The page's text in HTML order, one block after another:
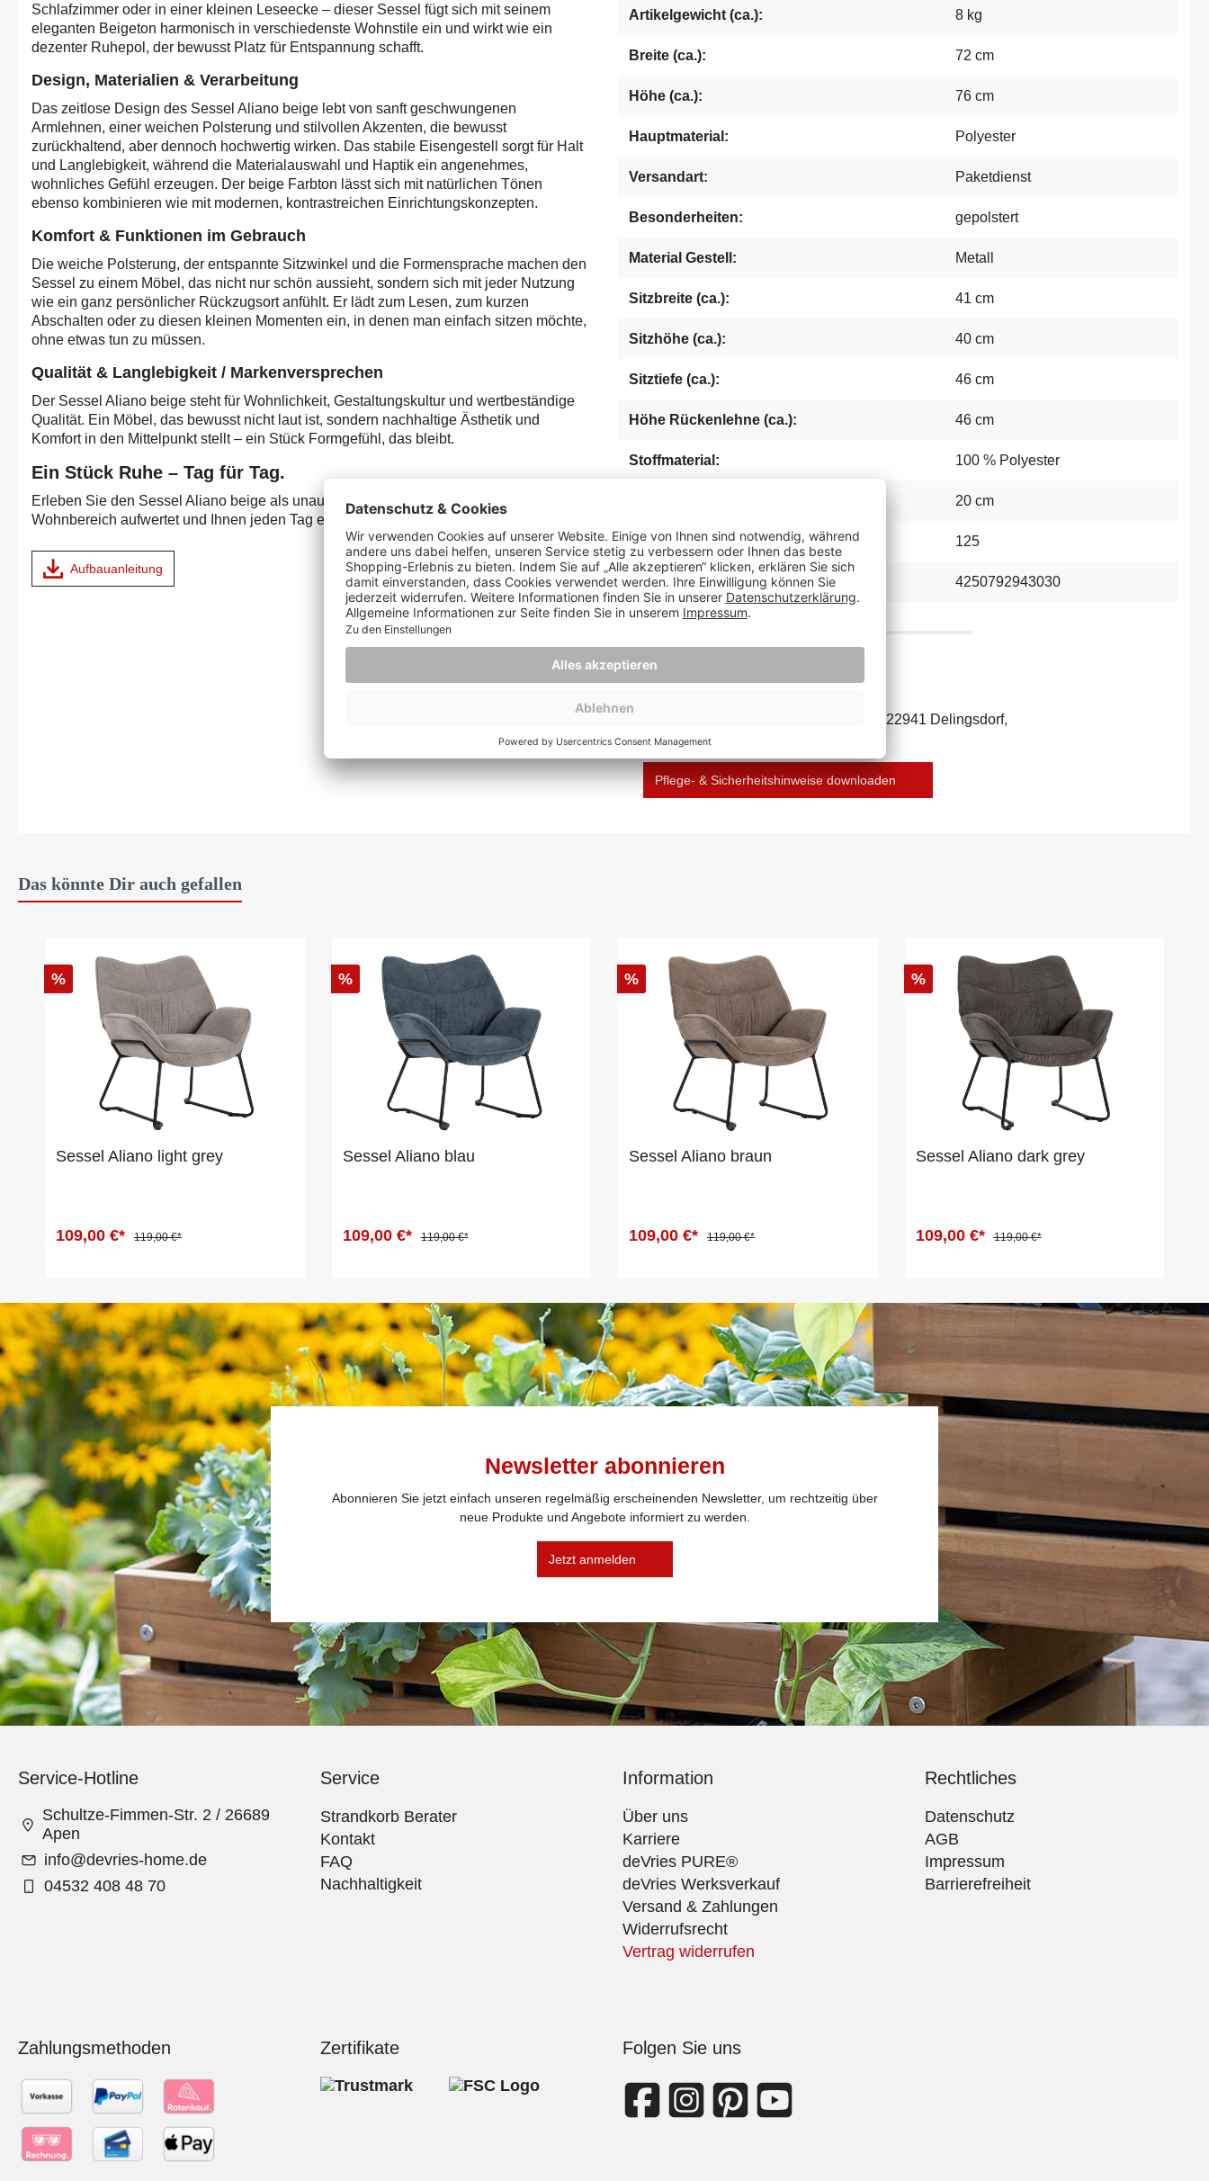
Schlafzimmer oder in einer kleinen Leseecke – dieser Sessel fügt sich mit seinem
eleganten Beigeton harmonisch in verschiedenste Wohnstile ein und wirkt wie ein
dezenter Ruhepol, der bewusst Platz für Entspannung schafft.
Design, Materialien & Verarbeitung
Das zeitlose Design des Sessel Aliano beige lebt von sanft geschwungenen
Armlehnen, einer weichen Polsterung und stilvollen Akzenten, die bewusst
zurückhaltend, aber dennoch hochwertig wirken. Das stabile Eisengestell sorgt für Halt
und Langlebigkeit, während die Materialauswahl und Haptik ein angenehmes,
wohnliches Gefühl erzeugen. Der beige Farbton lässt sich mit natürlichen Tönen
ebenso kombinieren wie mit modernen, kontrastreichen Einrichtungskonzepten.
Komfort & Funktionen im Gebrauch
Die weiche Polsterung, der entspannte Sitzwinkel und die Formensprache machen den
Sessel zu einem Möbel, das nicht nur schön aussieht, sondern sich mit jeder Nutzung
wie ein ganz persönlicher Rückzugsort anfühlt. Er lädt zum Lesen, zum kurzen
Abschalten oder zu diesen kleinen Momenten ein, in denen man einfach sitzen möchte,
ohne etwas tun zu müssen.
Qualität & Langlebigkeit / Markenversprechen
Der Sessel Aliano beige steht für Wohnlichkeit, Gestaltungskultur und wertbeständige
Qualität. Ein Möbel, das bewusst nicht laut ist, sondern nachhaltige Ästhetik und
Komfort in den Mittelpunkt stellt – ein Stück Formgefühl, das bleibt.
Ein Stück Ruhe – Tag für Tag.
Erleben Sie den Sessel Aliano beige als unaufdringlichen Blickfang, der Ihren
Wohnbereich aufwertet und Ihnen jeden Tag ein kleines Extra an Komfort schenkt.
Aufbauanleitung
Artikelgewicht (ca.): 8 kg
Breite (ca.): 72 cm
Höhe (ca.): 76 cm
Hauptmaterial: Polyester
Versandart: Paketdienst
Besonderheiten: gepolstert
Material Gestell: Metall
Sitzbreite (ca.): 41 cm
Sitzhöhe (ca.): 40 cm
Sitztiefe (ca.): 46 cm
Höhe Rückenlehne (ca.): 46 cm
Stoffmaterial: 100 % Polyester
20 cm
Maximalbelastung (ca. kg): 125
Herstellernummer: 4250792943030
Hersteller: Mr. Deko, Lübecker Str. 7c, 22941 Delingsdorf,
Deutschland, verkauf@mr-deko.com
Pflege- & Sicherheitshinweise downloaden
Das könnte Dir auch gefallen
%
Sessel Aliano light grey
109,00 €* 119,00 €*
%
Sessel Aliano blau
109,00 €* 119,00 €*
%
Sessel Aliano braun
109,00 €* 119,00 €*
%
Sessel Aliano dark grey
109,00 €* 119,00 €*
Newsletter abonnieren
Abonnieren Sie jetzt einfach unseren regelmäßig erscheinenden Newsletter, um rechtzeitig über
neue Produkte und Angebote informiert zu werden.
Jetzt anmelden
Service-Hotline
Schultze-Fimmen-Str. 2 / 26689
Apen
info@devries-home.de
04532 408 48 70
Service
Strandkorb Berater
Kontakt
FAQ
Nachhaltigkeit
Information
Über uns
Karriere
deVries PURE®
deVries Werksverkauf
Versand & Zahlungen
Widerrufsrecht
Vertrag widerrufen
Rechtliches
Datenschutz
AGB
Impressum
Barrierefreiheit
Zahlungsmethoden Zertifikate Folgen Sie uns